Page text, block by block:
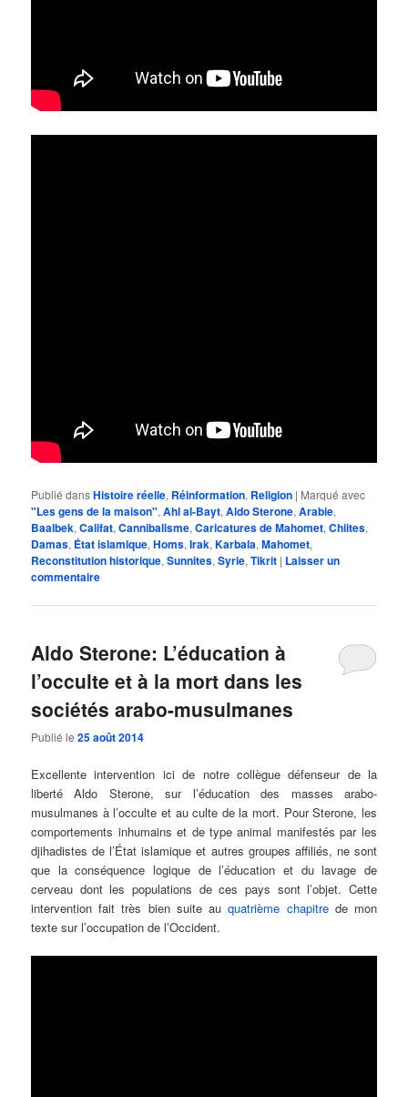
Publié dansHistoire réelle, Réinformation, Religion | Marqué avec
"Les gens de la maison",Ahl al-Bayt,Aldo Sterone,Arabie,
Baalbek,Califat,Cannibalisme,Caricatures de Mahomet,Chiites,
Damas, État islamique,Homs,Irak,Karbala,Mahomet,
Reconstitution historique,Sunnites,Syrie,Tikrit | Laisser un
commentaire
Aldo Sterone: L’éducation à
l’occulte et à la mort dans les
sociétés arabo-musulmanes
Publié le25 août 2014
Excellente intervention ici de notre collègue défenseur de la
liberté Aldo Sterone, sur l’éducation des masses arabo-
musulmanes à l’occulte et au culte de la mort. Pour Sterone, les
comportements inhumains et de type animal manifestés par les
djihadistes de l’État islamique et autres groupes affiliés, ne sont
que la conséquence logique de l’éducation et du lavage de
cerveau dont les populations de ces pays sont l’objet. Cette
intervention fait très bien suite auquatrième chapitrede mon
texte sur l’occupation de l’Occident.